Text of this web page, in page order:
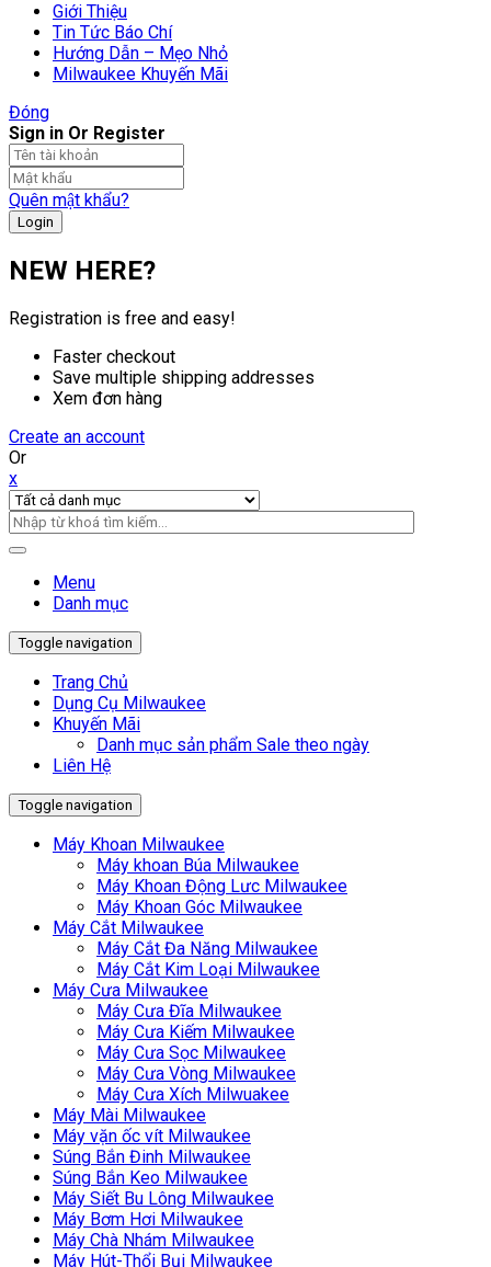
Giới Thiệu
Tin Tức Báo Chí
Hướng Dẫn – Mẹo Nhỏ
Milwaukee Khuyến Mãi
Đóng
Sign in Or Register
Quên mật khẩu?
NEW HERE?
Registration is free and easy!
Faster checkout
Save multiple shipping addresses
Xem đơn hàng
Create an account
Or
x
Menu
Danh mục
Toggle navigation
Trang Chủ
Dụng Cụ Milwaukee
Khuyến Mãi
Danh mục sản phẩm Sale theo ngày
Liên Hệ
Toggle navigation
Máy Khoan Milwaukee
Máy khoan Búa Milwaukee
Máy Khoan Động Lưc Milwaukee
Máy Khoan Góc Milwaukee
Máy Cắt Milwaukee
Máy Cắt Đa Năng Milwaukee
Máy Cắt Kim Loại Milwaukee
Máy Cưa Milwaukee
Máy Cưa Đĩa Milwaukee
Máy Cưa Kiếm Milwaukee
Máy Cưa Sọc Milwaukee
Máy Cưa Vòng Milwaukee
Máy Cưa Xích Milwuakee
Máy Mài Milwaukee
Máy vặn ốc vít Milwaukee
Súng Bắn Đinh Milwaukee
Súng Bắn Keo Milwaukee
Máy Siết Bu Lông Milwaukee
Máy Bơm Hơi Milwaukee
Máy Chà Nhám Milwaukee
Máy Hút-Thổi Bụi Milwaukee